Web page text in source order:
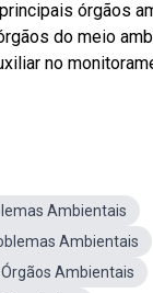
órgãos
do meio
no
Ambientais
Ambientais
Ambientais